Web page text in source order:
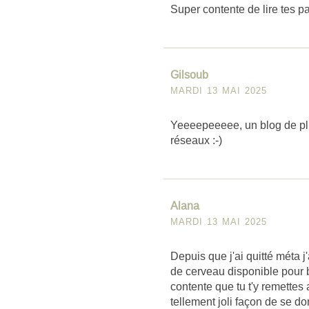
Super contente de lire tes
Gilsoub
MARDI 13 MAI 2025
Yeeeepeeeee, un blog de
réseaux :-)
Alana
MARDI 13 MAI 2025
Depuis que j'ai quitté méta
de cerveau disponible pour
contente que tu t'y remettes
tellement joli façon de se